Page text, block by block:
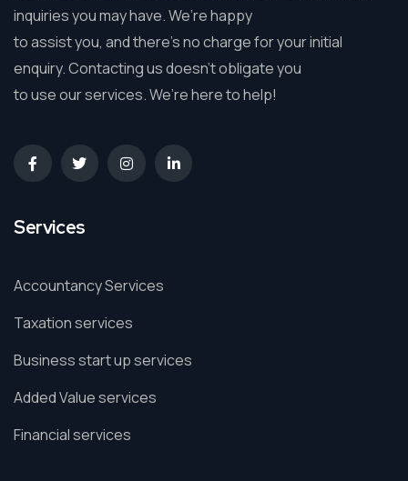
inquiries you may have. We’re happy
to assist you, and there’s no charge for your initial
enquiry. Contacting us doesn’t obligate you
to use our services. We’re here to help!
Services
Accountancy Services
Taxation services
Business start up services
Added Value services
Financial services